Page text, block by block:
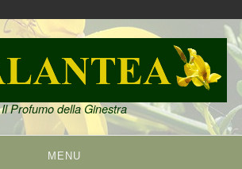
Il Profumo della Ginestra
MENU